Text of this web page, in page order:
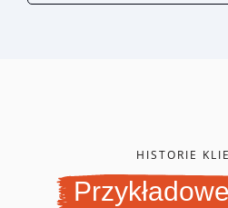
HISTORIE